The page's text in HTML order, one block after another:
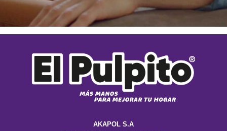
AKAPOL S.A